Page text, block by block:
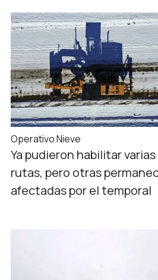
Operativo Nieve
Ya pudieron habilitar varias
rutas, pero otras
afectadas por el temporal